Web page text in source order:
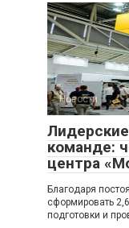
Новости
команде:
центра
Благодаря
сформировать
подготовки и